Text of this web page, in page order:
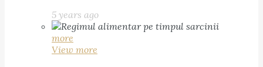
5 years ago
more
View more